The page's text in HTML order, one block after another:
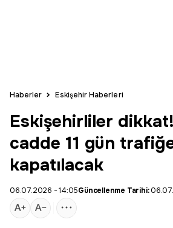
Haberler Eskişehir Haberleri
Eskişehirliler
cadde 11 gün
kapatılacak
06.07.2026 - 14:05Güncellenme Tarihi: